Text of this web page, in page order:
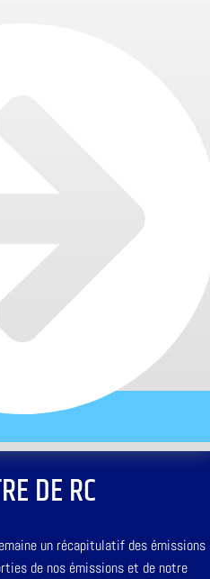
DE RC
un récapitulatif des émissions
de nos émissions et de notre